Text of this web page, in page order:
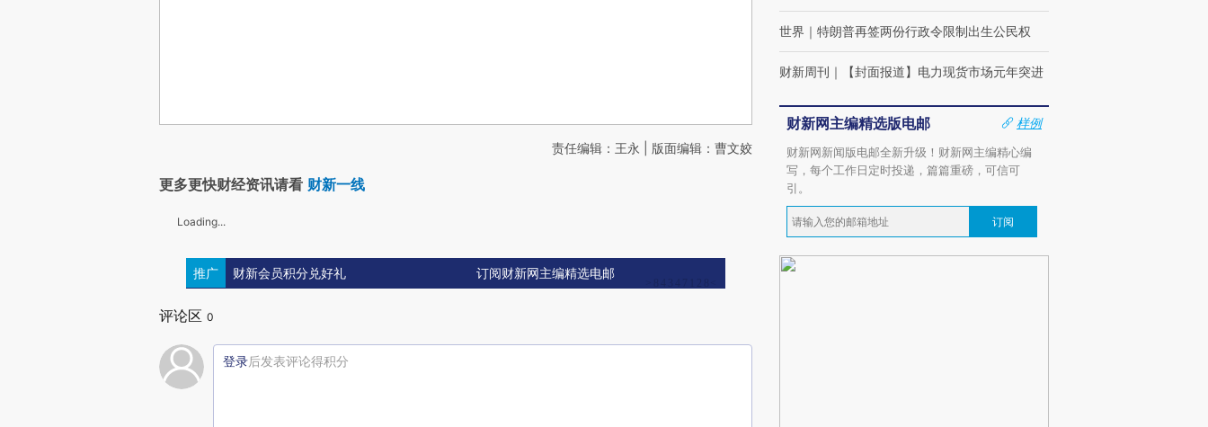
责任编辑：王永 | 版面编辑：曹文姣
更多更快财经资讯请看 财新一线
Loading...
推广 财新会员积分兑好礼 订阅财新网主编精选电邮
评论区 0
登录后发表评论得积分
世界 ｜ 特朗普再签两份行政令限制出生公民权
财新周刊 ｜ 【封面报道】电力现货市场元年突进
财新网主编精选版电邮
样例
财新网新闻版电邮全新升级！财新网主编精心编
写，每个工作日定时投递，篇篇重磅，可信可
引。
订阅